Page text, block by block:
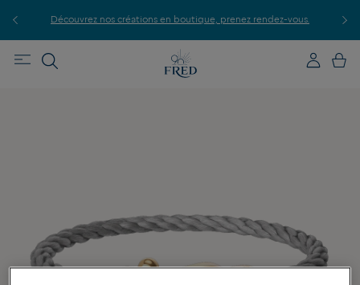
Découvrez nos créations en boutique, prenez rendez-vous.